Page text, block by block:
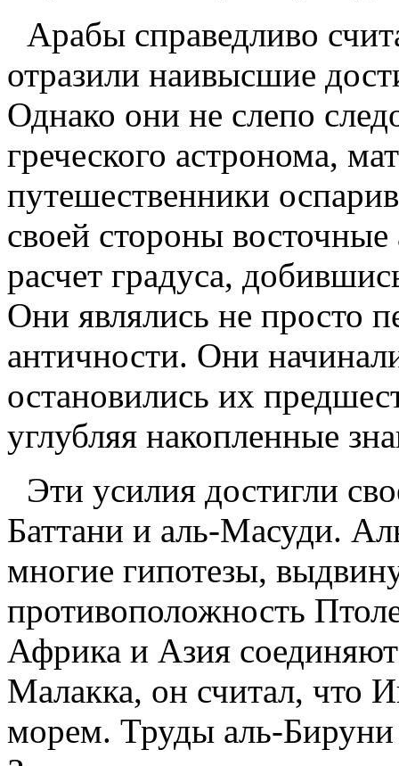
Арабы справедливо
отразили наивысшие
Однако они не слепо
греческого астронома,
путешественники
своей стороны
расчет градуса,
Они являлись не просто
античности. Они
остановились их
углубляя накопленные
Эти усилия достигли
Баттани и аль-Масуди.
многие гипотезы,
противоположность
Африка и Азия
Малакка, он считал, что
морем. Труды аль-